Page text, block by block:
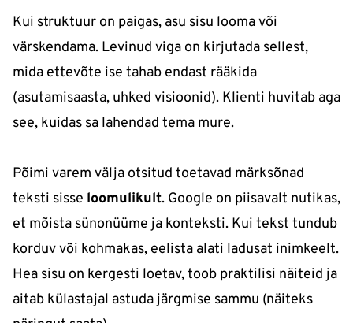
Kui struktuur on paigas, asu sisu looma või
värskendama. Levinud viga on kirjutada sellest,
mida ettevõte ise tahab endast rääkida
(asutamisaasta, uhked visioonid). Klienti huvitab aga
see, kuidas sa lahendad tema mure.
Põimi varem välja otsitud toetavad märksõnad
teksti sisse loomulikult. Google on piisavalt nutikas,
et mõista sünonüüme ja konteksti. Kui tekst tundub
korduv või kohmakas, eelista alati ladusat inimkeelt.
Hea sisu on kergesti loetav, toob praktilisi näiteid ja
aitab külastajal astuda järgmise sammu (näiteks